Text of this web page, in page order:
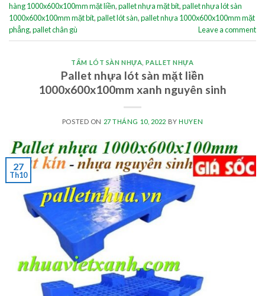
hàng 1000x600x100mm mặt liền,pallet nhựa mặt bít,pallet nhựa lót sàn
1000x600x100mm mặt bít,pallet lót sàn,pallet nhựa 1000x600x100mm mặt
phẳng,pallet chân gù Leave a comment
TẤM LÓT SÀN NHỰA ,PALLET NHỰA
Pallet nhựa lót sàn mặt liền
1000x600x100mm xanh nguyên sinh
POSTED ON 27 THÁNG 10, 2022 BYHUYEN
27
Th10